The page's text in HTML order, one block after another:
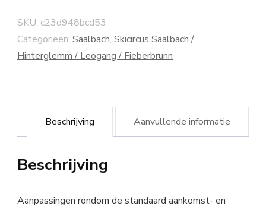
SKU: c23d948bcd53
Categorieën: Saalbach, Skicircus Saalbach /
Hinterglemm / Leogang / Fieberbrunn
Beschrijving Aanvullende informatie
Beschrijving
Aanpassingen rondom de standaard aankomst- en